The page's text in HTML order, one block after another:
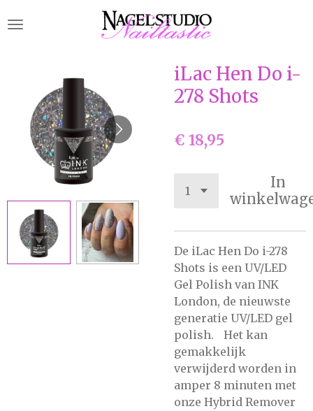
direct
hoofdinhoud
iLac Hen Do i-
278 Shots
€ 18,95
In
De iLac Hen Do i-278
Shots is een UV/LED
Gel Polish van INK
London, de nieuwste
generatie UV/LED gel
polish. Het kan
gemakkelijk
verwijderd worden in
amper 8 minuten met
onze Hybrid Remover